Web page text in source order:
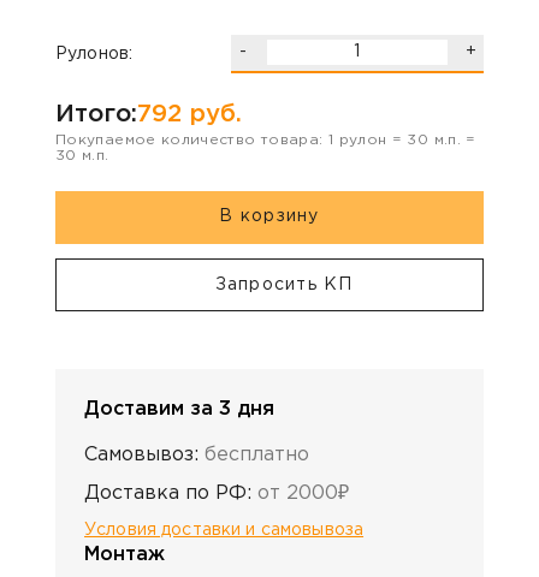
Рулонов: - +
Итого:792 руб.
Покупаемое количество товара: 1 рулон = 30
м.п. =
30
м.п.
В корзину
Запросить КП
Доставим за 3 дня
Самовывоз: бесплатно
Доставка по РФ: от 2000₽
Условия доставки и самовывоза
Монтаж